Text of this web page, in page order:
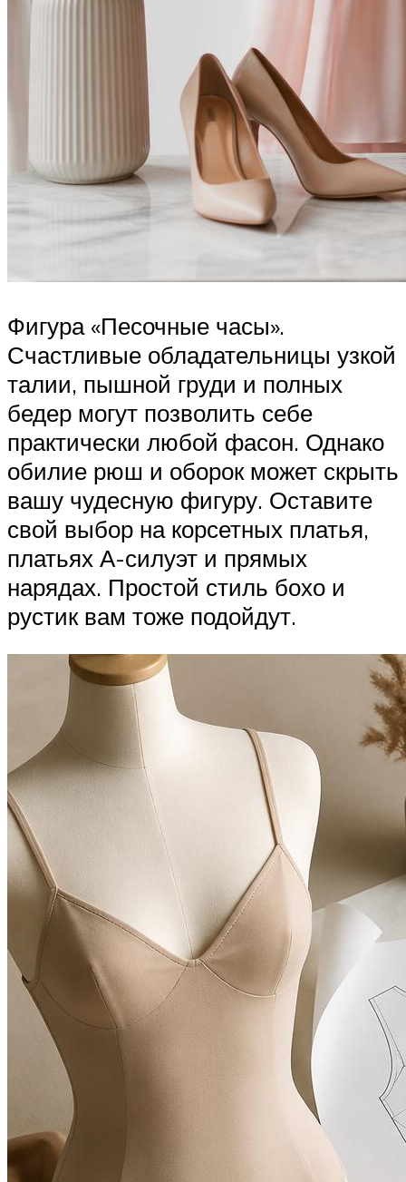
Фигура «Песочные часы».
Счастливые обладательницы узкой
талии, пышной груди и полных
бедер могут позволить себе
практически любой фасон. Однако
обилие рюш и оборок может скрыть
вашу чудесную фигуру. Оставите
свой выбор на корсетных платья,
платьях А-силуэт и прямых
нарядах. Простой стиль бохо и
рустик вам тоже подойдут.